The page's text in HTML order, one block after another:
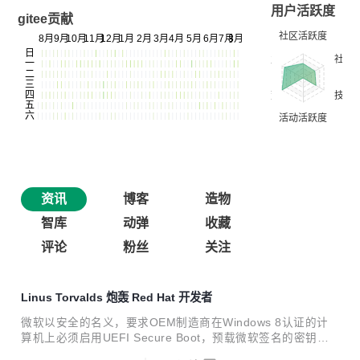
gitee贡献
用户活跃度
资讯 博客
造物
智库
动弹
收藏
评论
粉丝 关注
Linus Torvalds 炮轰 Red Hat 开发者
微软以安全的名义，要求OEM制造商在Windows 8认证的计
算机上必须启用UEFI Secure Boot，预载微软签名的密钥，